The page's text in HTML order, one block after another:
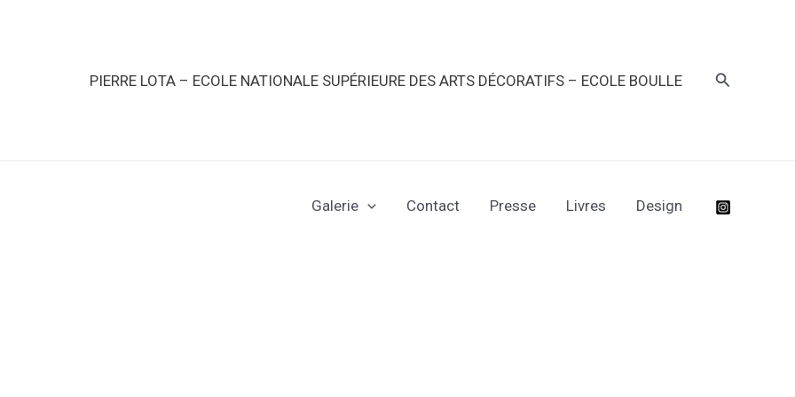
PIERRE LOTA – ECOLE NATIONALE SUPÉRIEURE DES ARTS DÉCORATIFS – ECOLE BOULLE
Galerie Contact Presse Livres Design